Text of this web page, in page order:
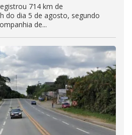
714 km de
do dia 5 de agosto, segundo
de...